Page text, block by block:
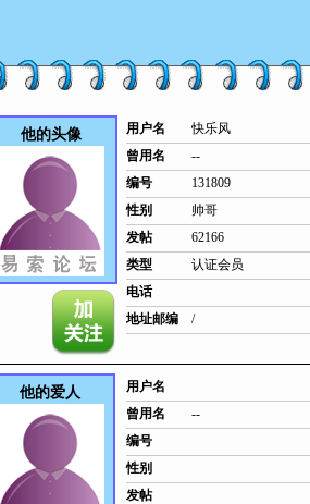
他的头像 用户名 快乐风
曾用名
--
编号
131809
性别
帅哥
发帖
62166
类型
认证会员
电话
地址邮编
/
他的爱人 用户名
曾用名
--
编号
性别
发帖